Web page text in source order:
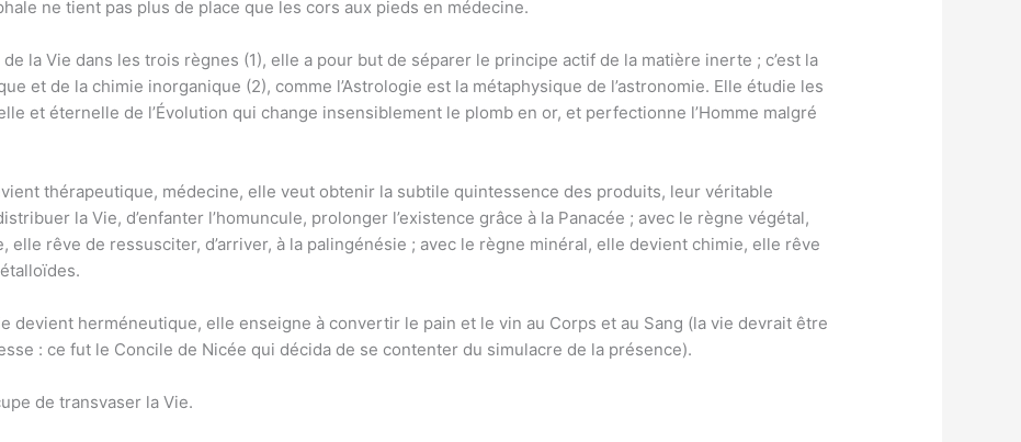
ne tient pas plus de place que les cors aux pieds en médecine.
de la Vie dans les trois règnes (1), elle a pour but de séparer le principe actif de la matière inerte ; c’est la
et de la chimie inorganique (2), comme l’Astrologie est la métaphysique de l’astronomie. Elle étudie les
et éternelle de l’Évolution qui change insensiblement le plomb en or, et perfectionne l’Homme malgré
thérapeutique, médecine, elle veut obtenir la subtile quintessence des produits, leur véritable
la Vie, d’enfanter l’homuncule, prolonger l’existence grâce à la Panacée ; avec le règne végétal,
rêve de ressusciter, d’arriver, à la palingénésie ; avec le règne minéral, elle devient chimie, elle rêve
devient herméneutique, elle enseigne à convertir le pain et le vin au Corps et au Sang (la vie devrait être
: ce fut le Concile de Nicée qui décida de se contenter du simulacre de la présence).
de transvaser la Vie.